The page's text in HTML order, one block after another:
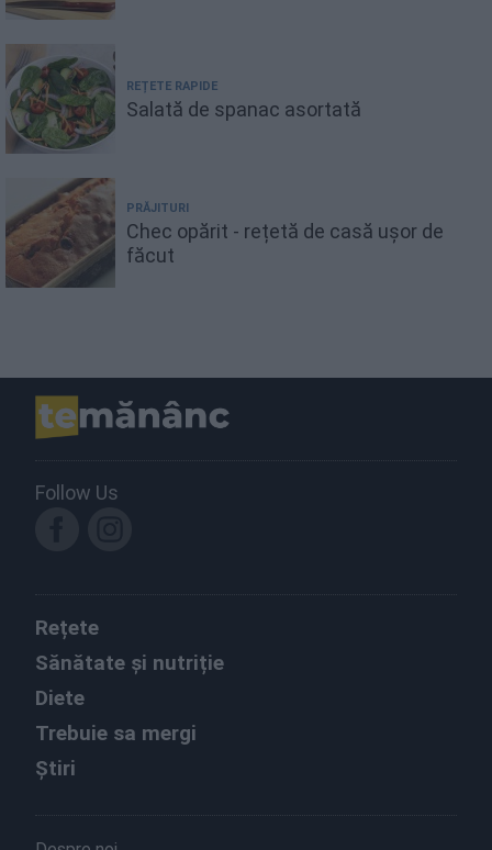
REȚETE RAPIDE
Salată de spanac asortată
PRĂJITURI
Chec opărit - rețetă de casă ușor de
făcut
Follow Us
Rețete
Sănătate și nutriție
Diete
Trebuie sa mergi
Știri